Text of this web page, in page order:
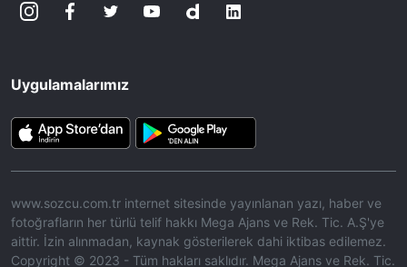
Uygulamalarımız
www.sozcu.com.tr internet sitesinde yayınlanan yazı, haber ve
fotoğrafların her türlü telif hakkı Mega Ajans ve Rek. Tic. A.Ş'ye
aittir. İzin alınmadan, kaynak gösterilerek dahi iktibas edilemez.
Copyright © 2023 - Tüm hakları saklıdır. Mega Ajans ve Rek. Tic.